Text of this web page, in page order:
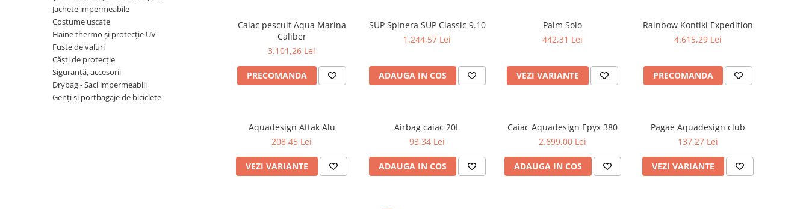
Veste de salvare
Padele și pagăi
Pagăi canoe și SUP
Padele de tură și de mare
Padele de ape repezi
Jachete impermeabile
Costume uscate
Haine thermo și protecție UV
Fuste de valuri
Căști de protecție
Siguranță, accesorii
Drybag - Saci impermeabili
Genți și portbagaje de biciclete
Caiac pescuit Aqua Marina
Caliber
3.101,26 Lei
PRECOMANDA
SUP Spinera SUP Classic 9.10
1.244,57 Lei
ADAUGA IN COS
Palm Solo
442,31 Lei
VEZI VARIANTE
Rainbow Kontiki Expedition
4.615,29 Lei
PRECOMANDA
Aquadesign Attak Alu
208,45 Lei
VEZI VARIANTE
Airbag caiac 20L
93,34 Lei
ADAUGA IN COS
Caiac Aquadesign Epyx 380
2.699,00 Lei
ADAUGA IN COS
Pagae Aquadesign club
137,27 Lei
VEZI VARIANTE